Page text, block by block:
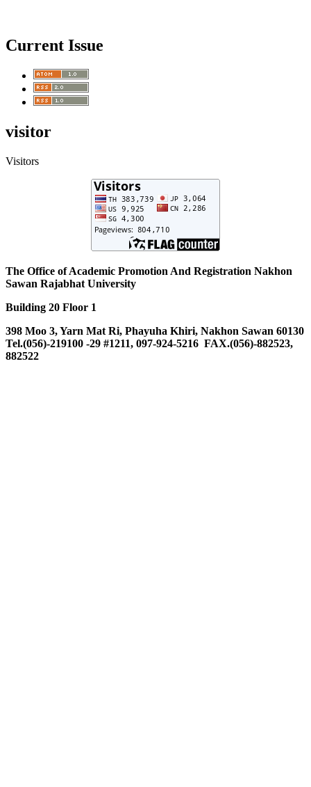
Current Issue
visitor
Visitors
The Office of Academic Promotion And Registration Nakhon
Sawan Rajabhat University
Building 20 Floor 1
398 Moo 3, Yarn Mat Ri, Phayuha Khiri, Nakhon Sawan 60130
Tel.(056)-219100 -29 #1211, 097-924-5216 FAX.(056)-882523,
882522